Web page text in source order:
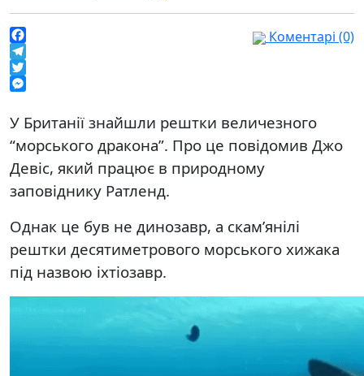
Facebook
Telegram
Twitter
Коментарі (0)
У Британії знайшли рештки величезного
“морського дракона”. Про це повідомив Джо
Девіс, який працює в природному
заповіднику Ратленд.
Однак це був не динозавр, а скам’янілі
рештки десятиметрового морського хижака
під назвою іхтіозавр.